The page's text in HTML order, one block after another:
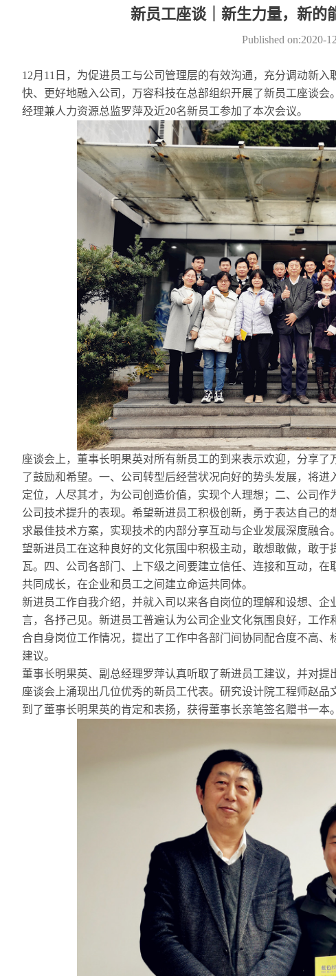
新员工座谈｜新生力量，新的
Published on:2020-
12月11日，为促进员工与公司管理层的有效沟通，充分调动新
快、更好地融入公司，万容科技在总部组织开展了新员工座谈
经理兼人力资源总监罗萍及近20名新员工参加了本次会议。
座谈会上，董事长明果英对所有新员工的到来表示欢迎，分享
了鼓励和希望。一、公司转型后经营状况向好的势头发展，将
定位，人尽其才，为公司创造价值，实现个人理想；二、公司
公司技术提升的表现。希望新进员工积极创新，勇于表达自己
求最佳技术方案，实现技术的内部分享互动与企业发展深度融
望新进员工在这种良好的文化氛围中积极主动，敢想敢做，敢
瓦。四、公司各部门、上下级之间要建立信任、连接和互动，
共同成长，在企业和员工之间建立命运共同体。
新进员工作自我介绍，并就入司以来各自岗位的理解和设想、
言，各抒己见。新进员工普遍认为公司企业文化氛围良好，工
合自身岗位工作情况，提出了工作中各部门间协同配合度不高
建议。
董事长明果英、副总经理罗萍认真听取了新进员工建议，并对提
座谈会上涌现出几位优秀的新员工代表。研究设计院工程师赵
到了董事长明果英的肯定和表扬，获得董事长亲笔签名赠书一本。